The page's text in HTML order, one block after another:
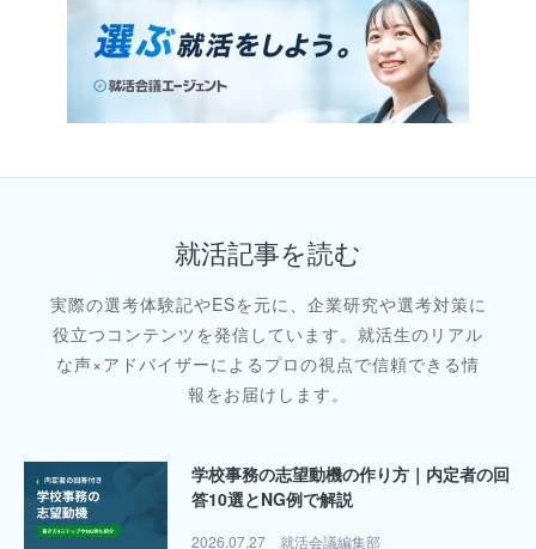
就活記事を読む
実際の選考体験記やESを元に、企業研究や選考対策に
役立つコンテンツを発信しています。就活生のリアル
な声×アドバイザーによるプロの視点で信頼できる情
報をお届けします。
者の回
【成功体験の例40選】選考で聞かれた
答え方｜内定者の回答付き
2026.07.24 就活会議編集部